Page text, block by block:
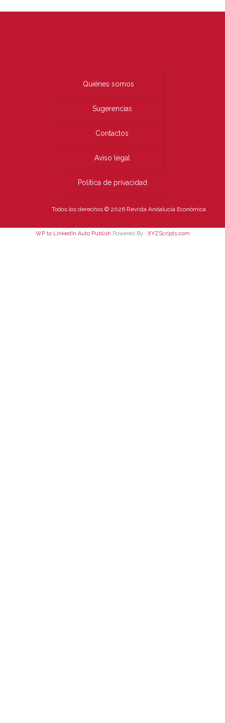
Quiénes somos
Sugerencias
Contactos
Aviso legal
Política de privacidad
Todos los derechos © 2026 Revista Andalucía Económica
WP to LinkedIn Auto Publish Powered By : XYZScripts.com